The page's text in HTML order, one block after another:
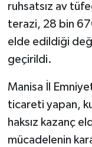
ruhsatsız av
terazi, 28 bin
elde edildiği
geçirildi.
Manisa İl
ticareti yapan,
haksız kazanç
mücadelenin